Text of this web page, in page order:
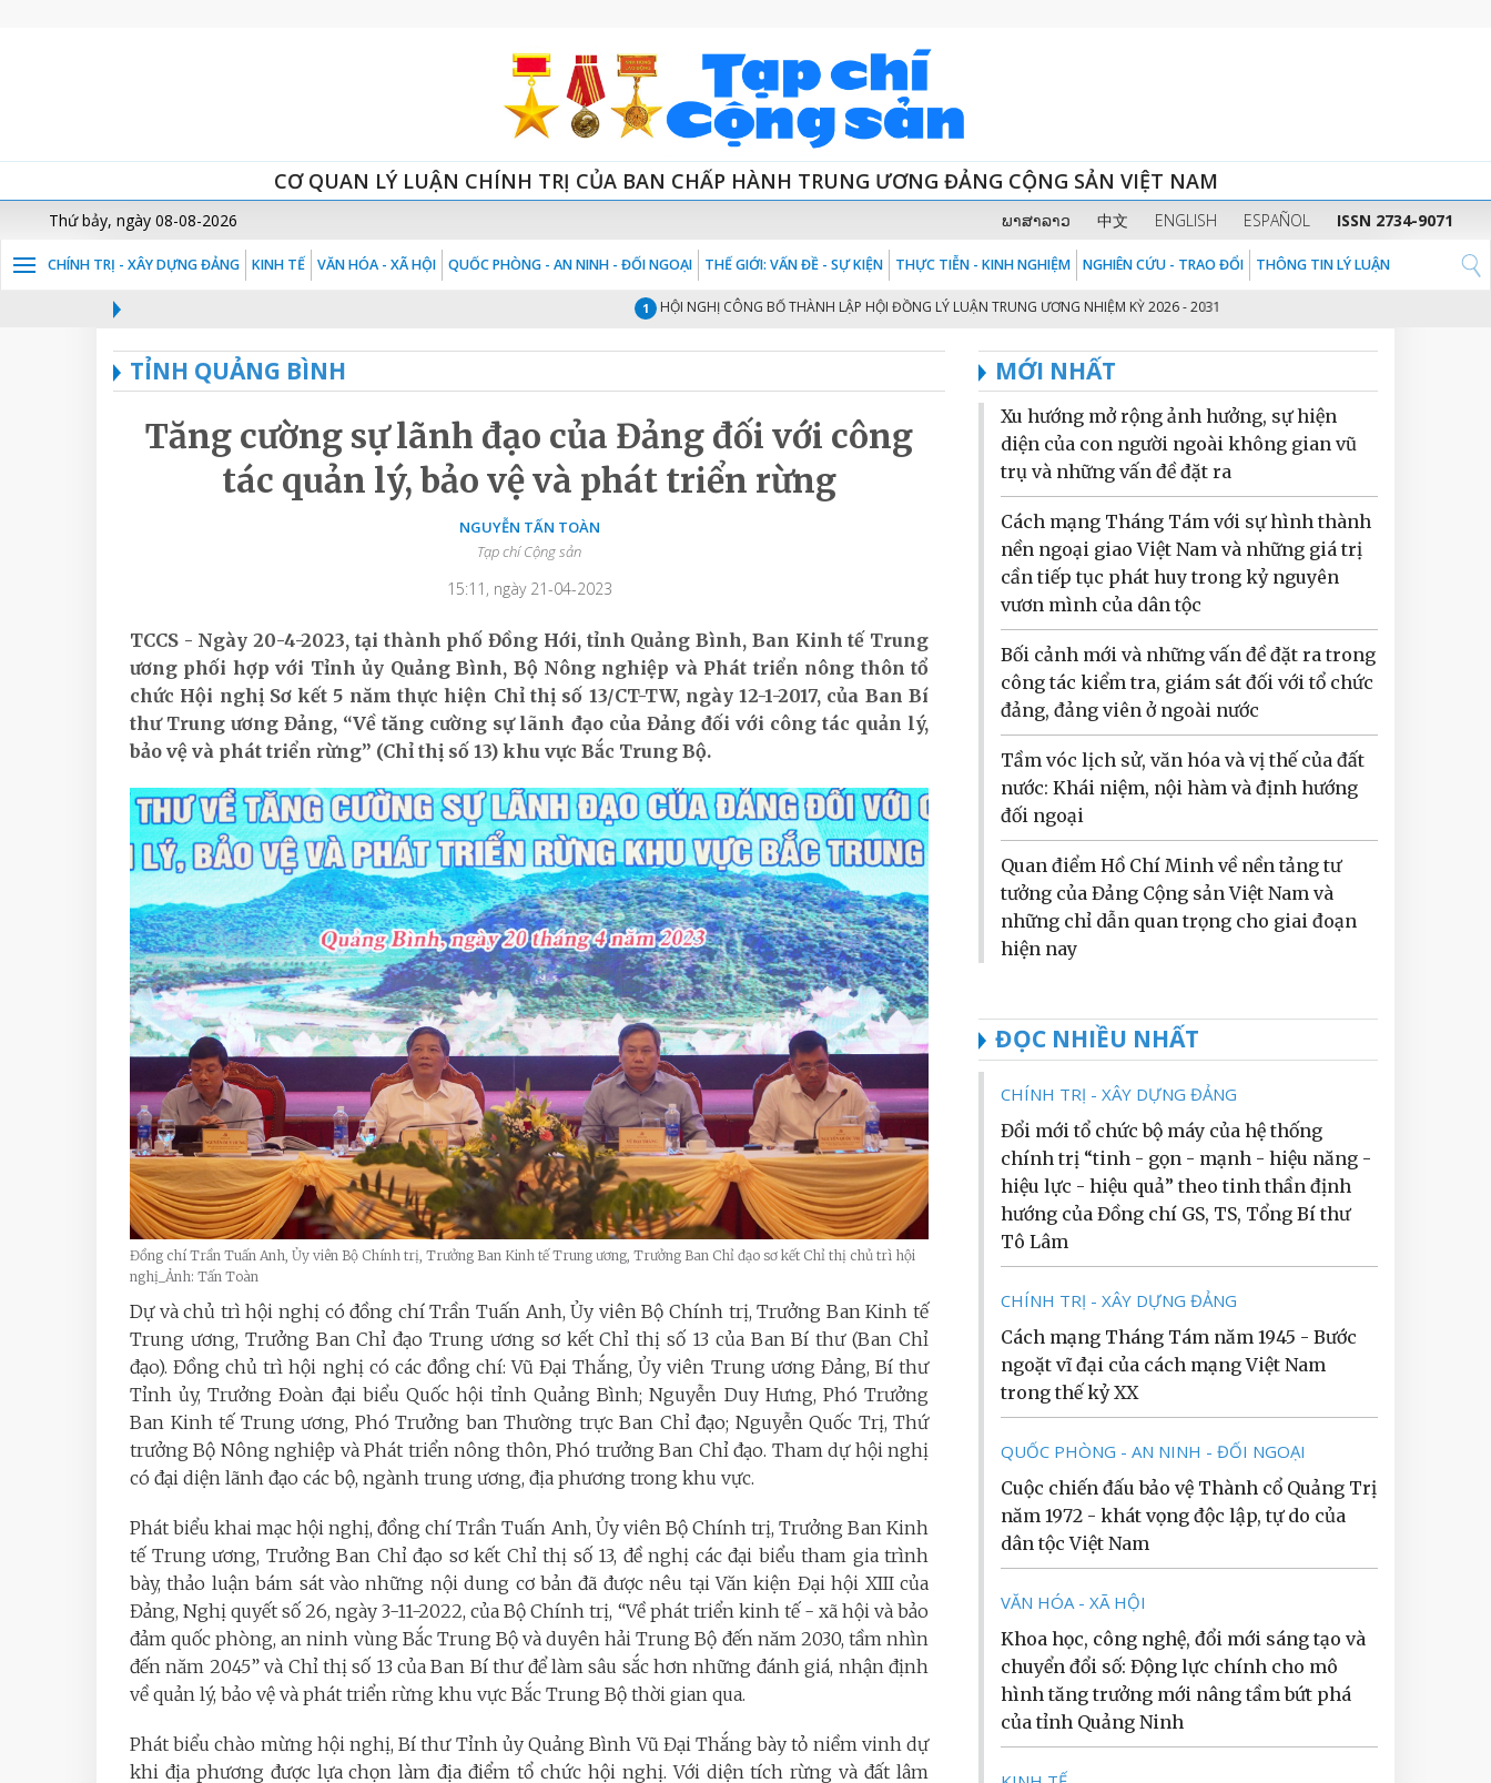
CƠ QUAN LÝ LUẬN CHÍNH TRỊ CỦA BAN CHẤP HÀNH TRUNG ƯƠNG ĐẢNG CỘNG SẢN VIỆT NAM
Thứ bảy, ngày 08-08-2026 ພາສາລາວ 中文 ENGLISH ESPAÑOL ISSN 2734-9071
CHÍNH TRỊ - XÂY DỰNG ĐẢNG KINH TẾ VĂN HÓA - XÃ HỘI QUỐC PHÒNG - AN NINH - ĐỐI NGOẠI THẾ GIỚI: VẤN ĐỀ - SỰ KIỆN THỰC TIỄN - KINH NGHIỆM NGHIÊN CỨU - TRAO ĐỔI THÔNG TIN LÝ LUẬN
HỘI NGHỊ CÔNG BỐ THÀNH LẬP HỘI ĐỒNG LÝ LUẬN TRUNG ƯƠNG NHIỆM KỲ 2026 - 2031 2 THỦ TƯỚNG CHÍNH PHỦ PHẠM MINH
TỈNH QUẢNG BÌNH
Tăng cường sự lãnh đạo của Đảng đối với công
tác quản lý, bảo vệ và phát triển rừng
NGUYỄN TẤN TOÀN
Tạp chí Cộng sản
15:11, ngày 21-04-2023
TCCS - Ngày 20-4-2023, tại thành phố Đồng Hới, tỉnh Quảng Bình, Ban Kinh tế Trung
ương phối hợp với Tỉnh ủy Quảng Bình, Bộ Nông nghiệp và Phát triển nông thôn tổ
chức Hội nghị Sơ kết 5 năm thực hiện Chỉ thị số 13/CT-TW, ngày 12-1-2017, của Ban Bí
thư Trung ương Đảng, “Về tăng cường sự lãnh đạo của Đảng đối với công tác quản lý,
bảo vệ và phát triển rừng” (Chỉ thị số 13) khu vực Bắc Trung Bộ.
Đồng chí Trần Tuấn Anh, Ủy viên Bộ Chính trị, Trưởng Ban Kinh tế Trung ương, Trưởng Ban Chỉ đạo sơ kết Chỉ thị chủ trì hội
nghị_Ảnh: Tấn Toàn
Dự và chủ trì hội nghị có đồng chí Trần Tuấn Anh, Ủy viên Bộ Chính trị, Trưởng Ban Kinh tế
Trung ương, Trưởng Ban Chỉ đạo Trung ương sơ kết Chỉ thị số 13 của Ban Bí thư (Ban Chỉ
đạo). Đồng chủ trì hội nghị có các đồng chí: Vũ Đại Thắng, Ủy viên Trung ương Đảng, Bí thư
Tỉnh ủy, Trưởng Đoàn đại biểu Quốc hội tỉnh Quảng Bình; Nguyễn Duy Hưng, Phó Trưởng
Ban Kinh tế Trung ương, Phó Trưởng ban Thường trực Ban Chỉ đạo; Nguyễn Quốc Trị, Thứ
trưởng Bộ Nông nghiệp và Phát triển nông thôn, Phó trưởng Ban Chỉ đạo. Tham dự hội nghị
có đại diện lãnh đạo các bộ, ngành trung ương, địa phương trong khu vực.
Phát biểu khai mạc hội nghị, đồng chí Trần Tuấn Anh, Ủy viên Bộ Chính trị, Trưởng Ban Kinh
tế Trung ương, Trưởng Ban Chỉ đạo sơ kết Chỉ thị số 13, đề nghị các đại biểu tham gia trình
bày, thảo luận bám sát vào những nội dung cơ bản đã được nêu tại Văn kiện Đại hội XIII của
Đảng, Nghị quyết số 26, ngày 3-11-2022, của Bộ Chính trị, “Về phát triển kinh tế - xã hội và bảo
đảm quốc phòng, an ninh vùng Bắc Trung Bộ và duyên hải Trung Bộ đến năm 2030, tầm nhìn
đến năm 2045” và Chỉ thị số 13 của Ban Bí thư để làm sâu sắc hơn những đánh giá, nhận định
về quản lý, bảo vệ và phát triển rừng khu vực Bắc Trung Bộ thời gian qua.
Phát biểu chào mừng hội nghị, Bí thư Tỉnh ủy Quảng Bình Vũ Đại Thắng bày tỏ niềm vinh dự
khi địa phương được lựa chọn làm địa điểm tổ chức hội nghị. Với diện tích rừng và đất lâm
MỚI NHẤT
Xu hướng mở rộng ảnh hưởng, sự hiện
diện của con người ngoài không gian vũ
trụ và những vấn đề đặt ra
Cách mạng Tháng Tám với sự hình thành
nền ngoại giao Việt Nam và những giá trị
cần tiếp tục phát huy trong kỷ nguyên
vươn mình của dân tộc
Bối cảnh mới và những vấn đề đặt ra trong
công tác kiểm tra, giám sát đối với tổ chức
đảng, đảng viên ở ngoài nước
Tầm vóc lịch sử, văn hóa và vị thế của đất
nước: Khái niệm, nội hàm và định hướng
đối ngoại
Quan điểm Hồ Chí Minh về nền tảng tư
tưởng của Đảng Cộng sản Việt Nam và
những chỉ dẫn quan trọng cho giai đoạn
hiện nay
ĐỌC NHIỀU NHẤT
CHÍNH TRỊ - XÂY DỰNG ĐẢNG
Đổi mới tổ chức bộ máy của hệ thống
chính trị “tinh - gọn - mạnh - hiệu năng -
hiệu lực - hiệu quả” theo tinh thần định
hướng của Đồng chí GS, TS, Tổng Bí thư
Tô Lâm
CHÍNH TRỊ - XÂY DỰNG ĐẢNG
Cách mạng Tháng Tám năm 1945 - Bước
ngoặt vĩ đại của cách mạng Việt Nam
trong thế kỷ XX
QUỐC PHÒNG - AN NINH - ĐỐI NGOẠI
Cuộc chiến đấu bảo vệ Thành cổ Quảng Trị
năm 1972 - khát vọng độc lập, tự do của
dân tộc Việt Nam
VĂN HÓA - XÃ HỘI
Khoa học, công nghệ, đổi mới sáng tạo và
chuyển đổi số: Động lực chính cho mô
hình tăng trưởng mới nâng tầm bứt phá
của tỉnh Quảng Ninh